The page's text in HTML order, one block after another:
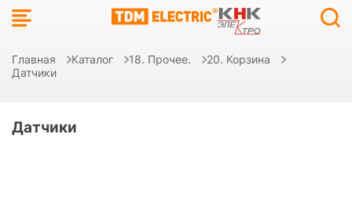
Главная Каталог 18. Прочее.
20. Корзина
Датчики
Датчики